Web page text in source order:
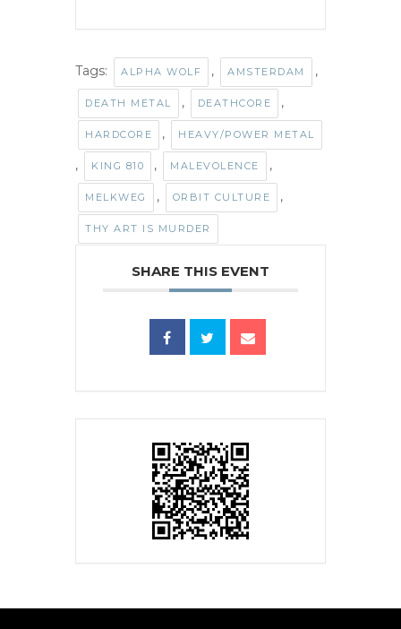
Tags: ALPHA WOLF , AMSTERDAM ,
DEATH METAL , DEATHCORE ,
HARDCORE , HEAVY/POWER METAL
, KING 810 , MALEVOLENCE ,
MELKWEG , ORBIT CULTURE ,
THY ART IS MURDER
SHARE THIS EVENT